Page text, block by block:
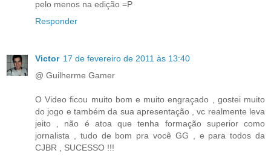
pelo menos na edição =P
Responder
Victor 17 de fevereiro de 2011 às 13:40
@ Guilherme Gamer
O Video ficou muito bom e muito engraçado , gostei muito
do jogo e também da sua apresentação , vc realmente leva
jeito , não é atoa que tenha formação superior como
jornalista , tudo de bom pra você GG , e para todos da
CJBR , SUCESSO !!!